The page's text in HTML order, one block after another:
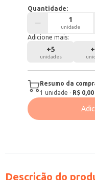
Quantidade:
unidade
Adicione mais:
+5
unidades
+
Resumo da
1 unidade · R$ 0,00
Descrição do